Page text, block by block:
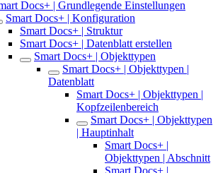
Docs+ | Grundlegende Einstellungen
Smart Docs+ | Konfiguration
Smart Docs+ | Struktur
Smart Docs+ | Datenblatt erstellen
Smart Docs+ | Objekttypen
Smart Docs+ | Objekttypen |
Datenblatt
Smart Docs+ | Objekttypen |
Kopfzeilenbereich
Smart Docs+ | Objekttypen
| Hauptinhalt
Smart Docs+ |
Objekttypen | Abschnitt
Smart Docs+ |